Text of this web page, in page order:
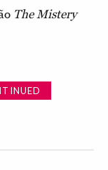
The Mistery